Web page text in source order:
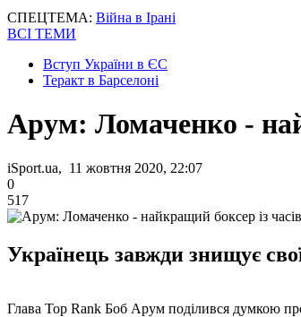
СПЕЦТЕМА: Війна в Ірані
ВСІ ТЕМИ
Вступ України в ЄС
Теракт в Барселоні
Арум: Ломаченко -
iSport.ua, 11 жовтня 2020, 22:07
0
517
Українець завжди знищує
Глава Top Rank Боб Арум поділився думкою